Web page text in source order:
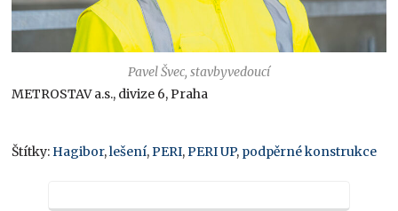
Pavel Švec, stavbyvedoucí
METROSTAV a.s., divize 6, Praha
Štítky: Hagibor,lešení,PERI,PERI UP, podpěrné konstrukce